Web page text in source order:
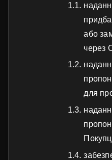
або
через
для